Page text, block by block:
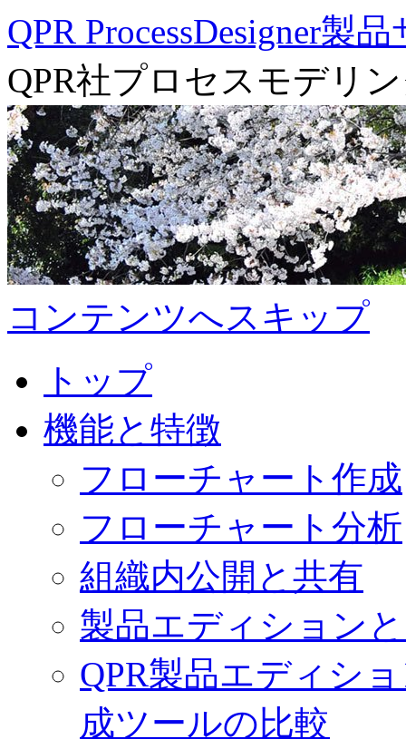
QPR ProcessDesigner製
QPR社プロセスモデリ
コンテンツへスキップ
トップ
機能と特徴
フローチャート作成
フローチャート分析
組織内公開と共有
製品エディション
QPR製品エディシ
成ツールの比較